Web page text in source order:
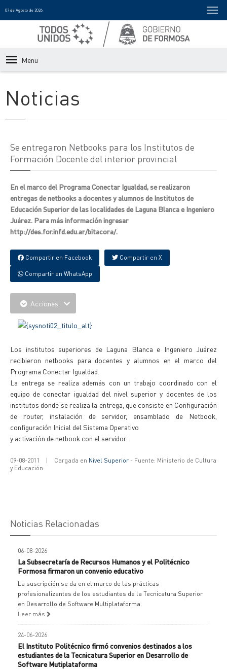
07 de Agosto de 2026
Menu
Noticias
Se entregaron Netbooks para los Institutos de
Formación Docente del interior provincial
En el marco del Programa Conectar Igualdad, se realizaron
entregas de netbooks a docentes y alumnos de Institutos de
Educación Superior de las localidades de Laguna Blanca e Ingeniero
Juárez. Para más información ingresar
http://des.for.infd.edu.ar/bitacora/.
Compartir en Facebook Compartir en X
Compartir en WhatsApp
Acciones
Los institutos superiores de Laguna Blanca e Ingeniero Juárez
recibieron netbooks para docentes y alumnos en el marco del
Programa Conectar Igualdad.
La entrega se realiza además con un trabajo coordinado con el
equipo de conectar igualdad del nivel superior y docentes de los
institutos donde se realiza la entrega, que consiste en Configuración
de router, instalación de servidor, ensamblado de Netbook,
configuración Inicial del Sistema Operativo
y activación de netbook con el servidor.
09-08-2011 | Cargada en Nivel Superior - Fuente: Ministerio de Cultura
y Educación
Noticias Relacionadas
06-08-2026
La Subsecretaría de Recursos Humanos y el Politécnico
Formosa firmaron un convenio educativo
La suscripción se da en el marco de las prácticas
profesionalizantes de los estudiantes de la Tecnicatura Superior
en Desarrollo de Software Multiplataforma.
Leer más
24-06-2026
El Instituto Politécnico firmó convenios destinados a los
estudiantes de la Tecnicatura Superior en Desarrollo de
Software Mutiplataforma